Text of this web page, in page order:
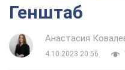
Генштаб
Анастасия
4.10.2023 20:56